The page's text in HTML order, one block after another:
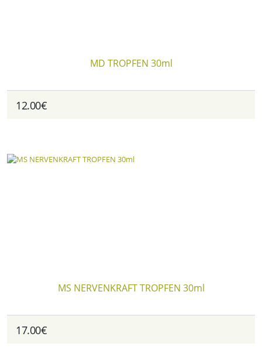
MD TROPFEN 30ml
12.00€
MS NERVENKRAFT TROPFEN 30ml
17.00€